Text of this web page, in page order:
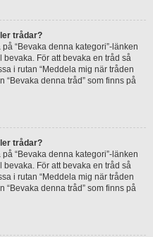
trådar?
“Bevaka denna kategori”-länken
För att bevaka en tråd så
i rutan “Meddela mig när tråden
“Bevaka denna tråd” som finns på
trådar?
“Bevaka denna kategori”-länken
För att bevaka en tråd så
i rutan “Meddela mig när tråden
“Bevaka denna tråd” som finns på